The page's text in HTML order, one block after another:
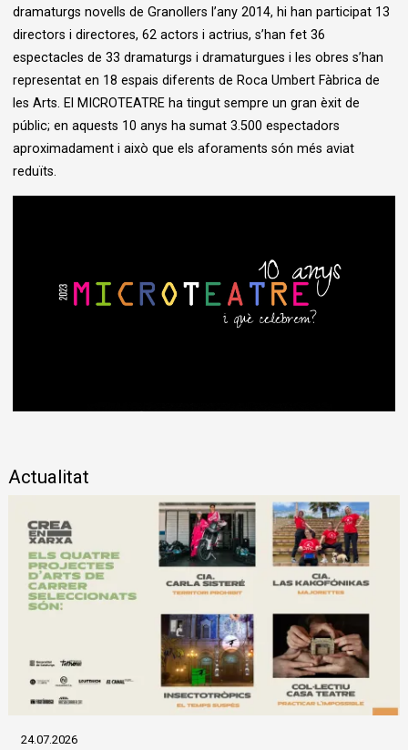
dramaturgs novells de Granollers l’any 2014, hi han participat 13
directors i directores, 62 actors i actrius, s’han fet 36
espectacles de 33 dramaturgs i dramaturgues i les obres s’han
representat en 18 espais diferents de Roca Umbert Fàbrica de
les Arts. El MICROTEATRE ha tingut sempre un gran èxit de
públic; en aquests 10 anys ha sumat 3.500 espectadors
aproximadament i això que els aforaments són més aviat
reduïts.
Actualitat
24.07.2026